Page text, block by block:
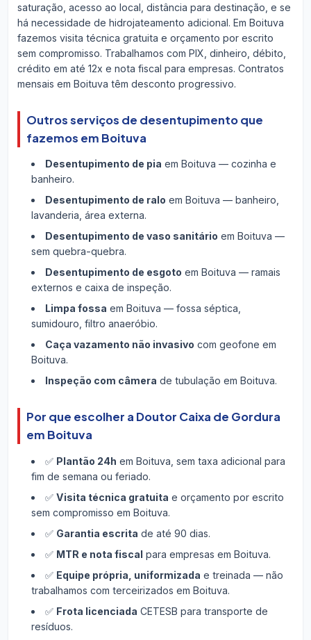
saturação, acesso ao local, distância para destinação, e se
há necessidade de hidrojateamento adicional. Em Boituva
fazemos visita técnica gratuita e orçamento por escrito
sem compromisso. Trabalhamos com PIX, dinheiro, débito,
crédito em até 12x e nota fiscal para empresas. Contratos
mensais em Boituva têm desconto progressivo.
Outros serviços de desentupimento que
fazemos em Boituva
Desentupimento de pia em Boituva — cozinha e
banheiro.
Desentupimento de ralo em Boituva — banheiro,
lavanderia, área externa.
Desentupimento de vaso sanitário em Boituva —
sem quebra-quebra.
Desentupimento de esgoto em Boituva — ramais
externos e caixa de inspeção.
Limpa fossa em Boituva — fossa séptica,
sumidouro, filtro anaeróbio.
Caça vazamento não invasivo com geofone em
Boituva.
Inspeção com câmera de tubulação em Boituva.
Por que escolher a Doutor Caixa de Gordura
em Boituva
✅ Plantão 24h em Boituva, sem taxa adicional para
fim de semana ou feriado.
✅ Visita técnica gratuita e orçamento por escrito
sem compromisso em Boituva.
✅ Garantia escrita de até 90 dias.
✅ MTR e nota fiscal para empresas em Boituva.
✅ Equipe própria, uniformizada e treinada — não
trabalhamos com terceirizados em Boituva.
✅ Frota licenciada CETESB para transporte de
resíduos.